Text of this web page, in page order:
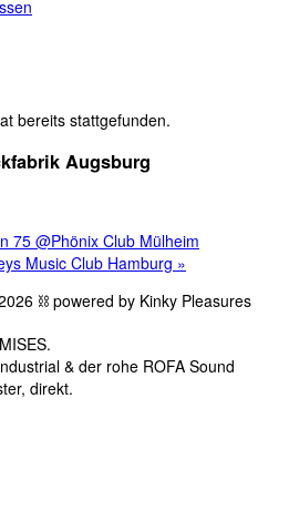
bereits stattgefunden.
Augsburg
75 @Phönix Club Mülheim
Music Club Hamburg »
⛓️ powered by Kinky Pleasures
& der rohe ROFA Sound
direkt.